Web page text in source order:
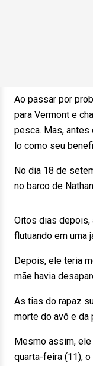
Ao passar por
para Vermont e
pesca. Mas,
lo como seu
No dia 18 de
no barco de
Oitos dias depois,
flutuando em uma
Depois, ele teria
mãe havia
As tias do rapaz
morte do avô e da
Mesmo assim,
quarta-feira (11),